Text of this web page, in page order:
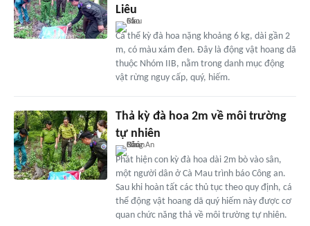
Liêu
Cá thể kỳ đà hoa nặng khoảng 6 kg, dài gần 2
m, có màu xám đen. Đây là động vật hoang dã
thuộc Nhóm IIB, nằm trong danh mục động
vật rừng nguy cấp, quý, hiếm.
Thả kỳ đà hoa 2m về môi trường
tự nhiên
Phát hiện con kỳ đà hoa dài 2m bò vào sân,
một người dân ở Cà Mau trình báo Công an.
Sau khi hoàn tất các thủ tục theo quy định, cá
thể động vật hoang dã quý hiếm này được cơ
quan chức năng thả về môi trường tự nhiên.